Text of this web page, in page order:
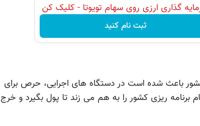
گذاری ارزی روی سهام تویوتا - کلیک کن
ثبت نام کنید
باعث شده است در دستگاه های اجرایی، حرص برای
ریزی کشور را به هم می زند تا پول بگیرد و خرج